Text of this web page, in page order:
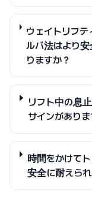
ウェイトリフ
ルバ法はより
りますか？
リフト中の息
サインがありま
時間をかけて
安全に耐えら